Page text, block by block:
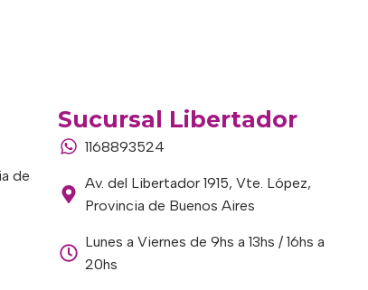
de
Sucursal Libertador
1168893524
Av. del Libertador 1915, Vte. López,
Provincia de Buenos Aires
Lunes a Viernes de 9hs a 13hs / 16hs a
20hs